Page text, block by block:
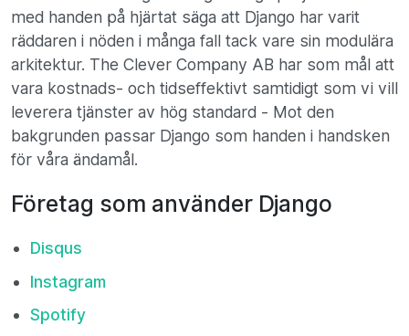
med handen på hjärtat säga att Django har varit
räddaren i nöden i många fall tack vare sin modulära
arkitektur. The Clever Company AB har som mål att
vara kostnads- och tidseffektivt samtidigt som vi vill
leverera tjänster av hög standard - Mot den
bakgrunden passar Django som handen i handsken
för våra ändamål.
Företag som använder Django
Disqus
Instagram
Spotify